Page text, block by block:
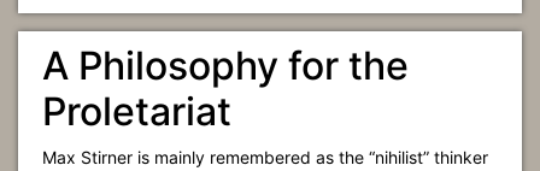
A Philosophy for the
Proletariat
Max Stirner is mainly remembered as the “nihilist” thinker